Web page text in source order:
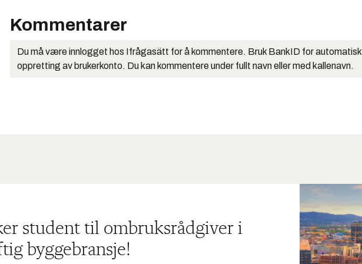
Kommentarer
Du må være innlogget hos Ifrågasätt for å kommentere. Bruk BankID for automatisk
oppretting av brukerkonto. Du kan kommentere under fullt navn eller med kallenavn.
student til ombruksrådgiver i
byggebransje!